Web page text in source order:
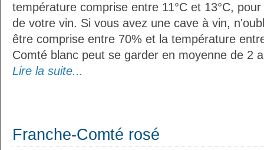
température comprise entre 11°C et 13°C,
de votre vin. Si vous avez une cave à vin,
être comprise entre 70% et la température
Comté blanc peut se garder en moyenne de 2
Lire la suite...
Franche-Comté rosé